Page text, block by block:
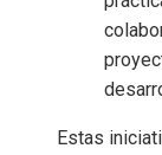
Estas